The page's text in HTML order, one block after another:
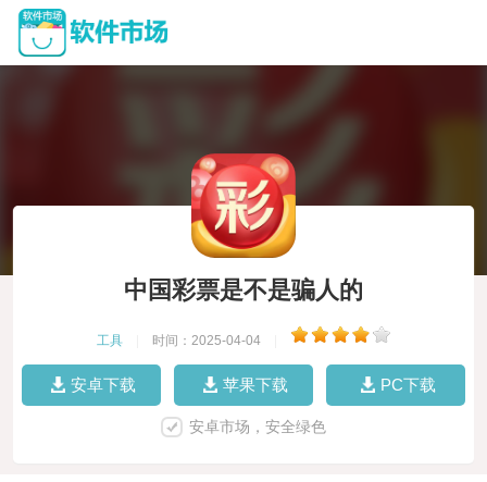
中国彩票是不是骗人的
工具 时间：2025-04-04
安卓下载 苹果下载 PC下载
安卓市场，安全绿色